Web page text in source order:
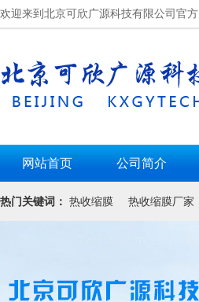
欢迎来到北京可欣广源科技有限公司官
网站首页 公司简介
热门关键词： 热收缩膜 热收缩膜厂家